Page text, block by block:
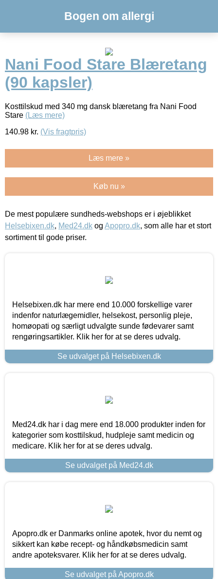
Bogen om allergi
Nani Food Stare Blæretang
(90 kapsler)
Kosttilskud med 340 mg dansk blæretang fra Nani Food
Stare (Læs mere)
140.98 kr. (Vis fragtpris)
Læs mere »
Køb nu »
De mest populære sundheds-webshops er i øjeblikket
Helsebixen.dk, Med24.dk og Apopro.dk, som alle har et stort
sortiment til gode priser.
Helsebixen.dk har mere end 10.000 forskellige varer
indenfor naturlægemidler, helsekost, personlig pleje,
homøopati og særligt udvalgte sunde fødevarer samt
rengøringsartikler. Klik her for at se deres udvalg.
Se udvalget på Helsebixen.dk
Med24.dk har i dag mere end 18.000 produkter inden for
kategorier som kosttilskud, hudpleje samt medicin og
medicare. Klik her for at se deres udvalg.
Se udvalget på Med24.dk
Apopro.dk er Danmarks online apotek, hvor du nemt og
sikkert kan købe recept- og håndkøbsmedicin samt
andre apoteksvarer. Klik her for at se deres udvalg.
Se udvalget på Apopro.dk